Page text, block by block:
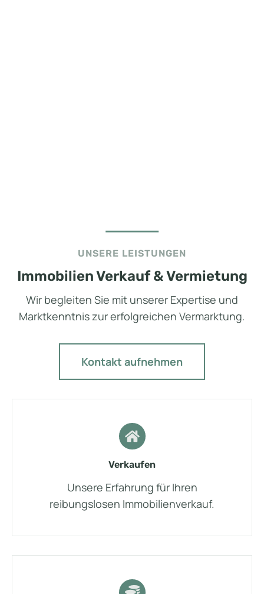
UNSERE LEISTUNGEN
Immobilien Verkauf & Vermietung
Wir begleiten Sie mit unserer Expertise und
Marktkenntnis zur erfolgreichen Vermarktung.
Kontakt aufnehmen
Verkaufen
Unsere Erfahrung für Ihren
reibungslosen Immobilienverkauf.